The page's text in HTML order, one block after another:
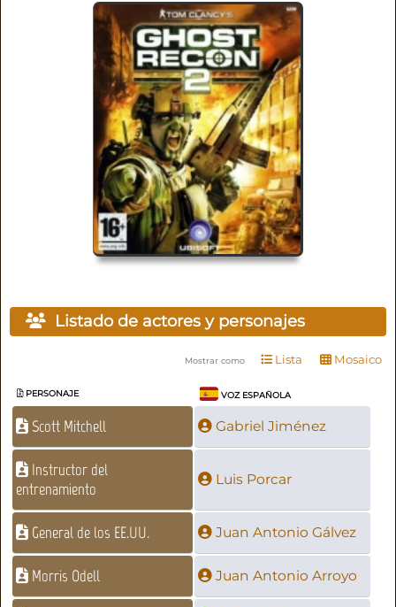
Listado de actores y personajes
Mostrar como Lista Mosaico
PERSONAJE VOZ ESPAÑOLA
Scott Mitchell Gabriel Jiménez
Instructor del
entrenamiento
Luis Porcar
General de los EE.UU. Juan Antonio Gálvez
Morris Odell Juan Antonio Arroyo